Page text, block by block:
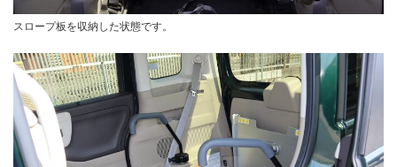
スロープ板を収納した状態です。